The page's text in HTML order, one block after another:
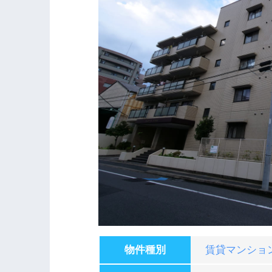
物件種別 賃貸マンショ